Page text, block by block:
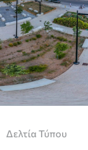
Δελτία Τύπου